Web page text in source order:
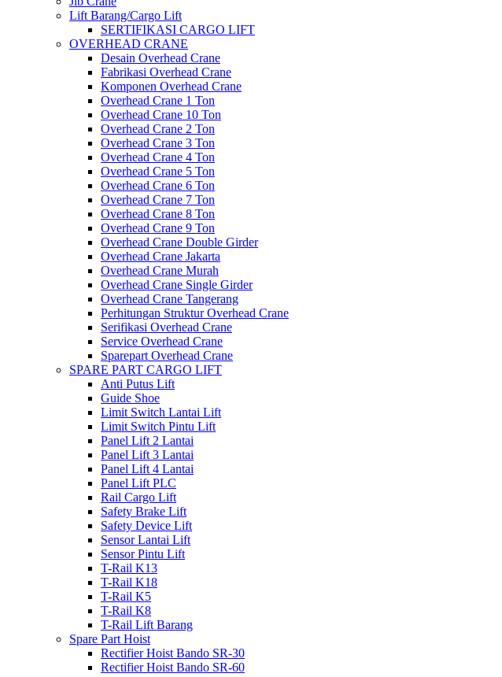
Lift Barang/Cargo Lift
SERTIFIKASI CARGO LIFT
OVERHEAD CRANE
Desain Overhead Crane
Fabrikasi Overhead Crane
Komponen Overhead Crane
Overhead Crane 1 Ton
Overhead Crane 10 Ton
Overhead Crane 2 Ton
Overhead Crane 3 Ton
Overhead Crane 4 Ton
Overhead Crane 5 Ton
Overhead Crane 6 Ton
Overhead Crane 7 Ton
Overhead Crane 8 Ton
Overhead Crane 9 Ton
Overhead Crane Double Girder
Overhead Crane Jakarta
Overhead Crane Murah
Overhead Crane Single Girder
Overhead Crane Tangerang
Perhitungan Struktur Overhead Crane
Serifikasi Overhead Crane
Service Overhead Crane
Sparepart Overhead Crane
SPARE PART CARGO LIFT
Anti Putus Lift
Guide Shoe
Limit Switch Lantai Lift
Limit Switch Pintu Lift
Panel Lift 2 Lantai
Panel Lift 3 Lantai
Panel Lift 4 Lantai
Panel Lift PLC
Rail Cargo Lift
Safety Brake Lift
Safety Device Lift
Sensor Lantai Lift
Sensor Pintu Lift
T-Rail K13
T-Rail K18
T-Rail K5
T-Rail K8
T-Rail Lift Barang
Spare Part Hoist
Rectifier Hoist Bando SR-30
Rectifier Hoist Bando SR-60